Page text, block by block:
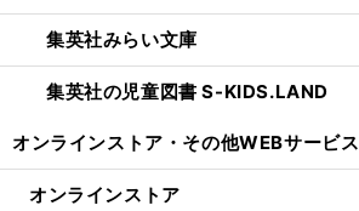
集英社みらい文庫
集英社の児童図書 S-KIDS.LAND
オンラインストア・ その他WEBサービス
オンラインストア